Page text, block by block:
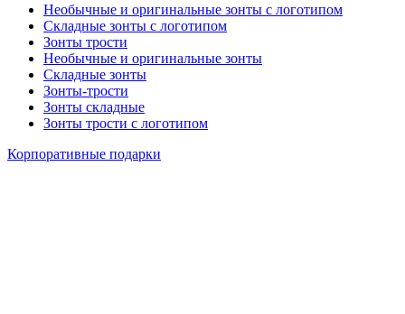
Необычные и оригинальные зонты с логотипом
Складные зонты с логотипом
Зонты трости
Необычные и оригинальные зонты
Складные зонты
Зонты-трости
Зонты складные
Зонты трости с логотипом
Корпоративные подарки